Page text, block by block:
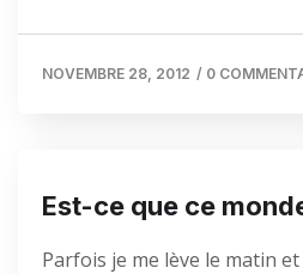
NOVEMBRE 28, 2012 / 0
Est-ce que ce
Parfois je me lève le matin